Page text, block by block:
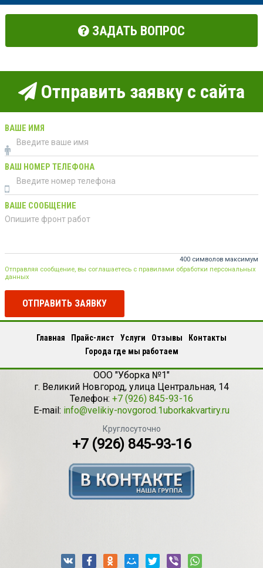
ЗАДАТЬ ВОПРОС
Отправить заявку с сайта
ВАШЕ ИМЯ
ВАШ НОМЕР ТЕЛЕФОНА
ВАШЕ СООБЩЕНИЕ
400 символов максимум
Отправляя сообщение, вы соглашаетесь с правилами обработки персональных
данных
ОТПРАВИТЬ ЗАЯВКУ
Главная Прайс-лист Услуги Отзывы
Контакты
Города где мы работаем
ООО "Уборка №1"
г. Великий Новгород, улица Центральная, 14
Телефон: +7 (926) 845-93-16
E-mail: info@velikiy-novgorod.1uborkakvartiry.ru
Круглосуточно
+7 (926) 845-93-16